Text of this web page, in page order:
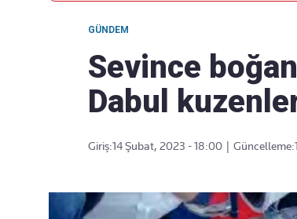
GÜNDEM
Sevince
Dabul
Giriş:14 Şubat, 2023 - 18:00 Güncelleme: